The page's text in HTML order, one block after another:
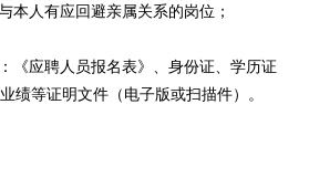
人有应回避亲属关系的岗位；
应聘人员报名表》、身份证、学历证
绩等证明文件（电子版或扫描件）。